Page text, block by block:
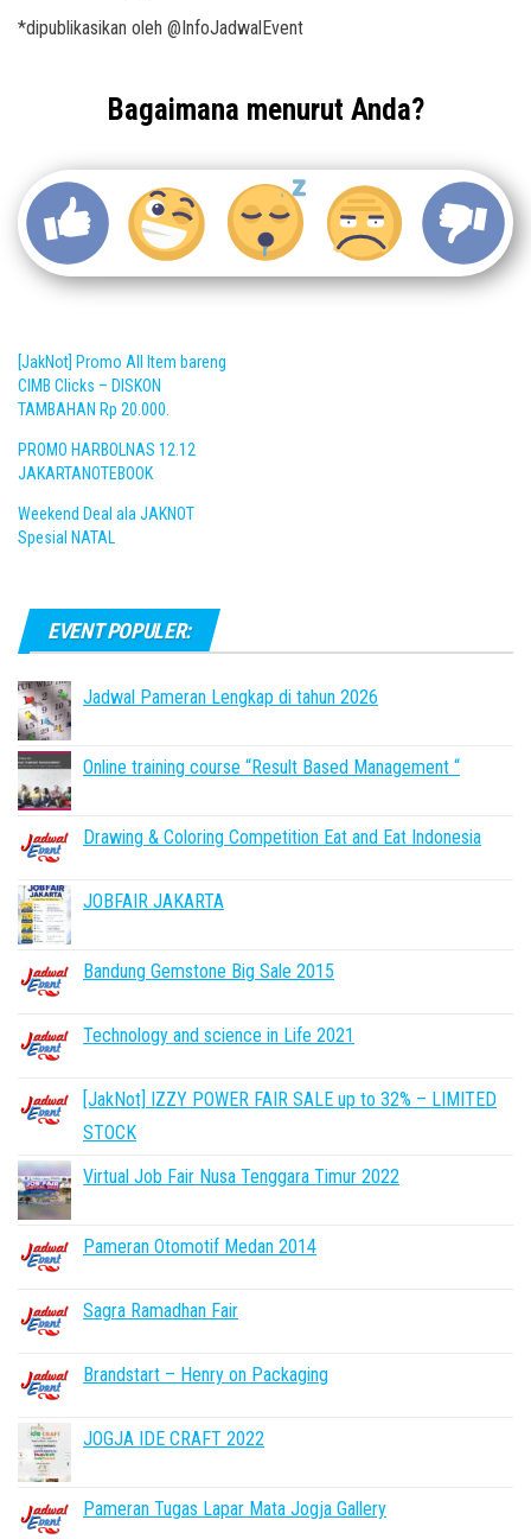
*dipublikasikan oleh @InfoJadwalEvent
Bagaimana menurut Anda?
[JakNot] Promo All Item bareng
CIMB Clicks – DISKON
TAMBAHAN Rp 20.000.
PROMO HARBOLNAS 12.12
JAKARTANOTEBOOK
Weekend Deal ala JAKNOT
Spesial NATAL
EVENT POPULER:
Jadwal Pameran Lengkap di tahun 2026
Online training course “Result Based Management “
Drawing & Coloring Competition Eat and Eat Indonesia
JOBFAIR JAKARTA
Bandung Gemstone Big Sale 2015
Technology and science in Life 2021
[JakNot] IZZY POWER FAIR SALE up to 32% – LIMITED
STOCK
Virtual Job Fair Nusa Tenggara Timur 2022
Pameran Otomotif Medan 2014
Sagra Ramadhan Fair
Brandstart – Henry on Packaging
JOGJA IDE CRAFT 2022
Pameran Tugas Lapar Mata Jogja Gallery